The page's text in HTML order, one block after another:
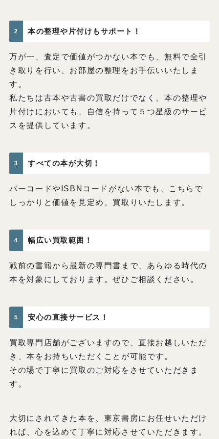
2 本の整理や片付けもサポート！
万が一、査定で価値がつかない本でも、無料で全引
き取りを行い、お部屋の整理をお手伝いいたしま
す。
私たちは古本や古書の買取だけでなく、本の整理や
片付けにおいても、自信を持って５つ星級のサービ
スを提供しています。
3 すべての本が大切！
バーコードやISBNコードがない本でも、こちらで
しっかりと価値を見定め、買取りいたします。
4 幅広い買取範囲！
戦前の書籍から最新の専門書まで、あらゆる時代の
本を対象にしております。ぜひご相談ください。
5 安心の直接サービス！
買取専門店舗がございますので、直接お越しいただ
き、本をお持ちいただくことが可能です。
その場で丁寧に買取のご対応をさせていただきま
す。
大切にされてきた本を、東京書房にお任せいただけ
れば、心を込めて丁寧に対応させていただきます。